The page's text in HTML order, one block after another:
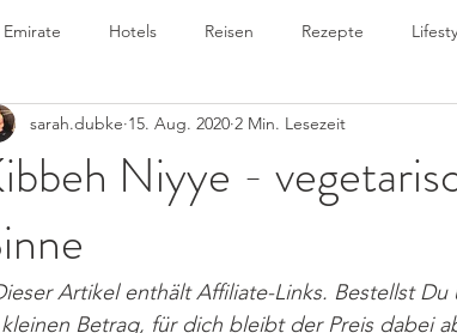
Emirate Hotels Reisen Rezepte
Niyye -
sarah.dubke 15. Aug. 2020 2 Min. Lesezeit
Artikel enthält Affiliate-Links. Bestellst
kleinen Betrag, für dich bleibt der Preis dabei